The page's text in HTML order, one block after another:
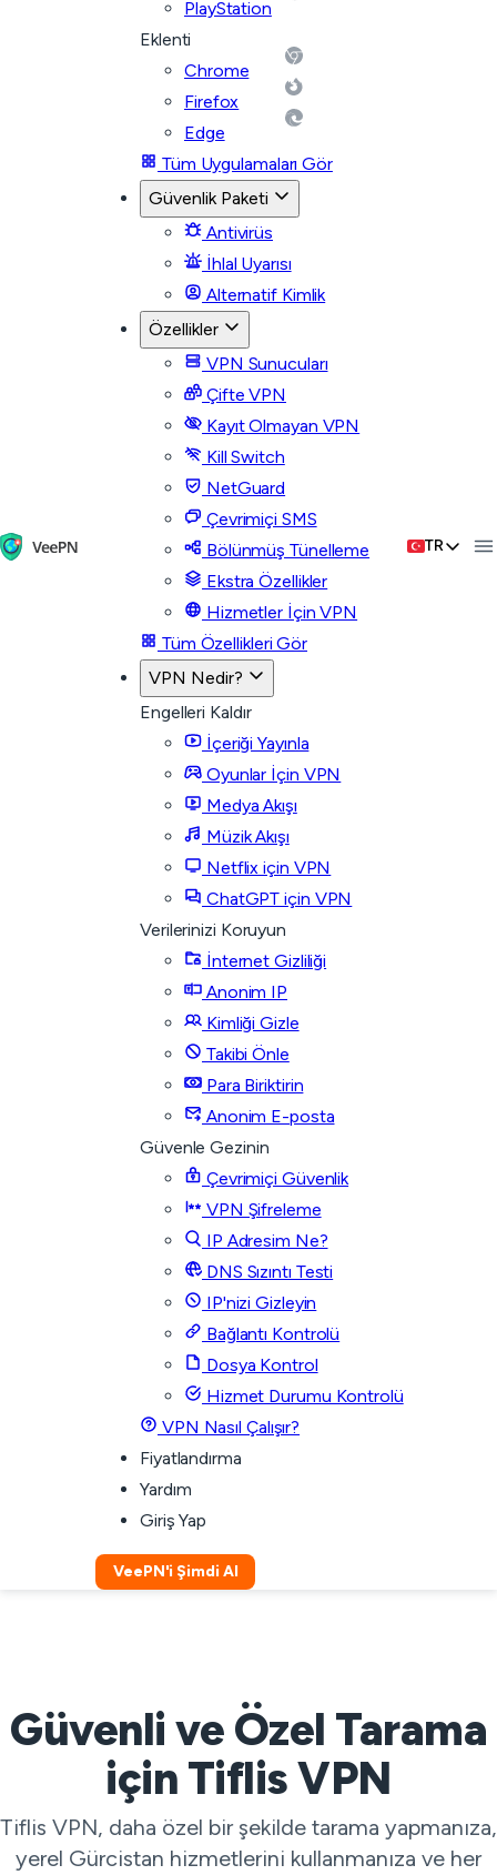
PlayStation
Eklenti
Chrome
Firefox
Edge
Tüm Uygulamaları Gör
Güvenlik Paketi
Antivirüs
İhlal Uyarısı
Alternatif Kimlik
Özellikler
VPN Sunucuları
Çifte VPN
Kayıt Olmayan VPN
Kill Switch
NetGuard
Çevrimiçi SMS
Bölünmüş Tünelleme
Ekstra Özellikler
Hizmetler İçin VPN
Tüm Özellikleri Gör
VPN Nedir?
Engelleri Kaldır
İçeriği Yayınla
Oyunlar İçin VPN
Medya Akışı
Müzik Akışı
Netflix için VPN
ChatGPT için VPN
Verilerinizi Koruyun
İnternet Gizliliği
Anonim IP
Kimliği Gizle
Takibi Önle
Para Biriktirin
Anonim E-posta
Güvenle Gezinin
Çevrimiçi Güvenlik
VPN Şifreleme
IP Adresim Ne?
DNS Sızıntı Testi
IP'nizi Gizleyin
Bağlantı Kontrolü
Dosya Kontrol
Hizmet Durumu Kontrolü
VPN Nasıl Çalışır?
Fiyatlandırma
Yardım
Giriş Yap
VeePN'i Şimdi Al
TR
Güvenli ve Özel Tarama
için Tiflis VPN
Tiflis VPN, daha özel bir şekilde tarama yapmanıza,
yerel Gürcistan hizmetlerini kullanmanıza ve her